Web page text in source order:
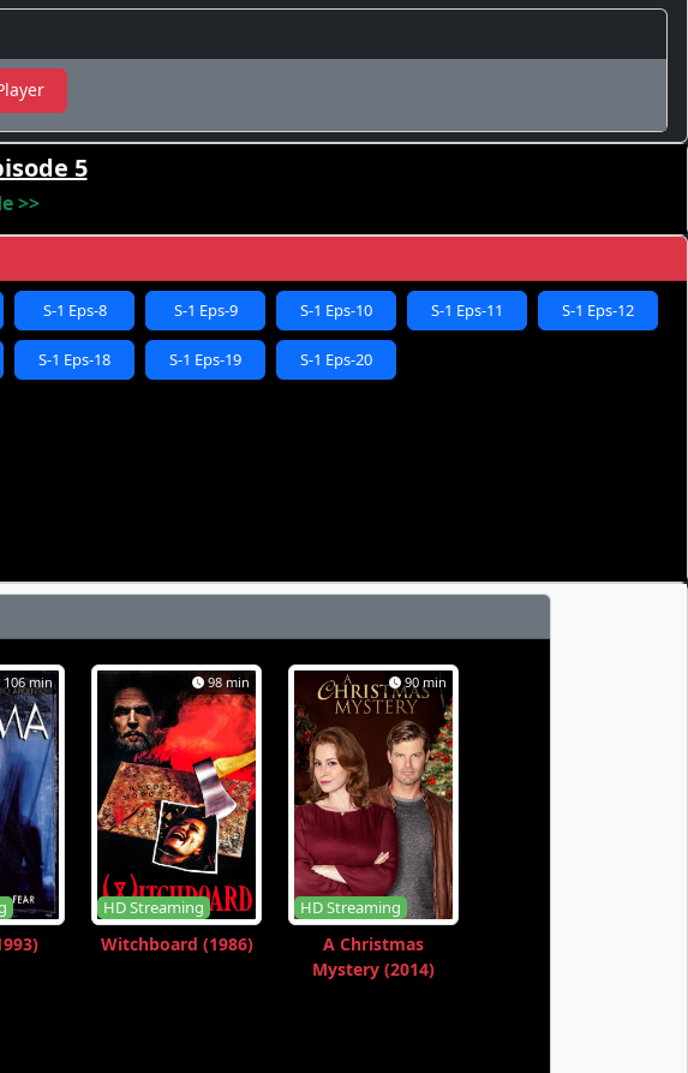
5
>>
S-1 Eps-8 S-1 Eps-9 S-1 Eps-10 S-1 Eps-11 S-1 Eps-12
S-1 Eps-18 S-1 Eps-19 S-1 Eps-20
106 min 98 min
HD Streaming
Witchboard (1986)
90 min
HD Streaming
A Christmas
Mystery (2014)